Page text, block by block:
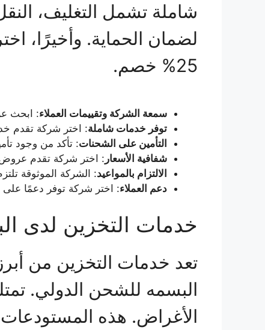
شاملة تشمل التغليف،
لضمان الحماية. وأخيرًا،
25% خصم.
سمعة الشركة وتقييمات العملاء: ابحث
توفر خدمات شاملة: اختر شركة تقدم
التأمين على الشحنات: تأكد من وجود
شفافية الأسعار : اختر شركة تقدم
الالتزام بالمواعيد: الشركة الموثوقة
دعم العملاء: اختر شركة توفر دعمًا على
خدمات التخزين لدى
تعد خدمات التخزين من
البسمه للشحن الدولي.
الأغراض. هذه